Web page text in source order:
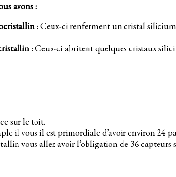
avons :
: Ceux-ci renferment un cristal
: Ceux-ci abritent quelques cristaux
sur le toit.
il vous il est primordiale d’avoir environ 24
vous allez avoir l’obligation de 36 capteurs